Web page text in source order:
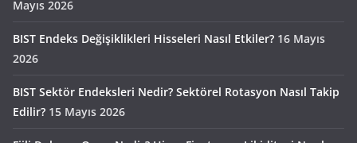
Mayıs 2026
BIST Endeks Değişiklikleri Hisseleri Nasıl Etkiler? 16 Mayıs
2026
BIST Sektör Endeksleri Nedir? Sektörel Rotasyon Nasıl Takip
Edilir? 15 Mayıs 2026